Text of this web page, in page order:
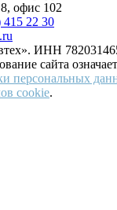
офис 102
415 22 30
ИНН
сайта
персональных
cookie.